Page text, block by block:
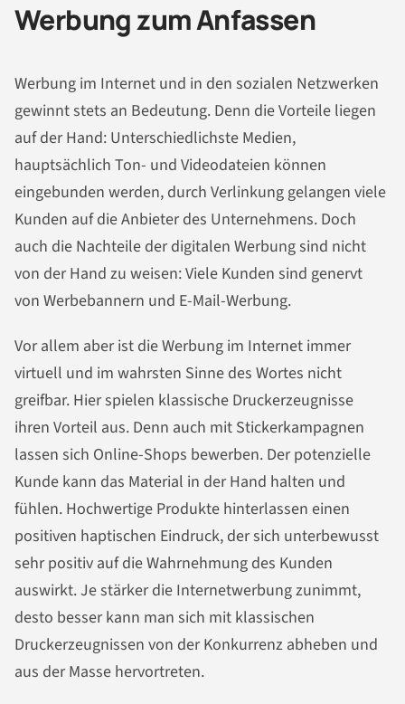
Werbung zum Anfassen
Werbung im Internet und in den sozialen Netzwerken
gewinnt stets an Bedeutung. Denn die Vorteile liegen
auf der Hand: Unterschiedlichste Medien,
hauptsächlich Ton- und Videodateien können
eingebunden werden, durch Verlinkung gelangen viele
Kunden auf die Anbieter des Unternehmens. Doch
auch die Nachteile der digitalen Werbung sind nicht
von der Hand zu weisen: Viele Kunden sind genervt
von Werbebannern und E-Mail-Werbung.
Vor allem aber ist die Werbung im Internet immer
virtuell und im wahrsten Sinne des Wortes nicht
greifbar. Hier spielen klassische Druckerzeugnisse
ihren Vorteil aus. Denn auch mit Stickerkampagnen
lassen sich Online-Shops bewerben. Der potenzielle
Kunde kann das Material in der Hand halten und
fühlen. Hochwertige Produkte hinterlassen einen
positiven haptischen Eindruck, der sich unterbewusst
sehr positiv auf die Wahrnehmung des Kunden
auswirkt. Je stärker die Internetwerbung zunimmt,
desto besser kann man sich mit klassischen
Druckerzeugnissen von der Konkurrenz abheben und
aus der Masse hervortreten.